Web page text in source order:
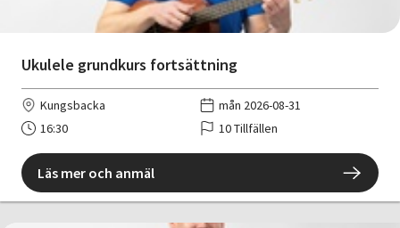
Ukulele grundkurs fortsättning
Kungsbacka
mån 2026-08-31
16:30
10 Tillfällen
Läs mer och anmäl